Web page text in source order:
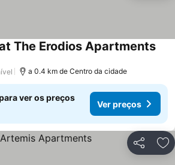
The Erodios Apartments
a 0.4 km de Centro da cidade
ver os preços
Ver preços
Partilhar